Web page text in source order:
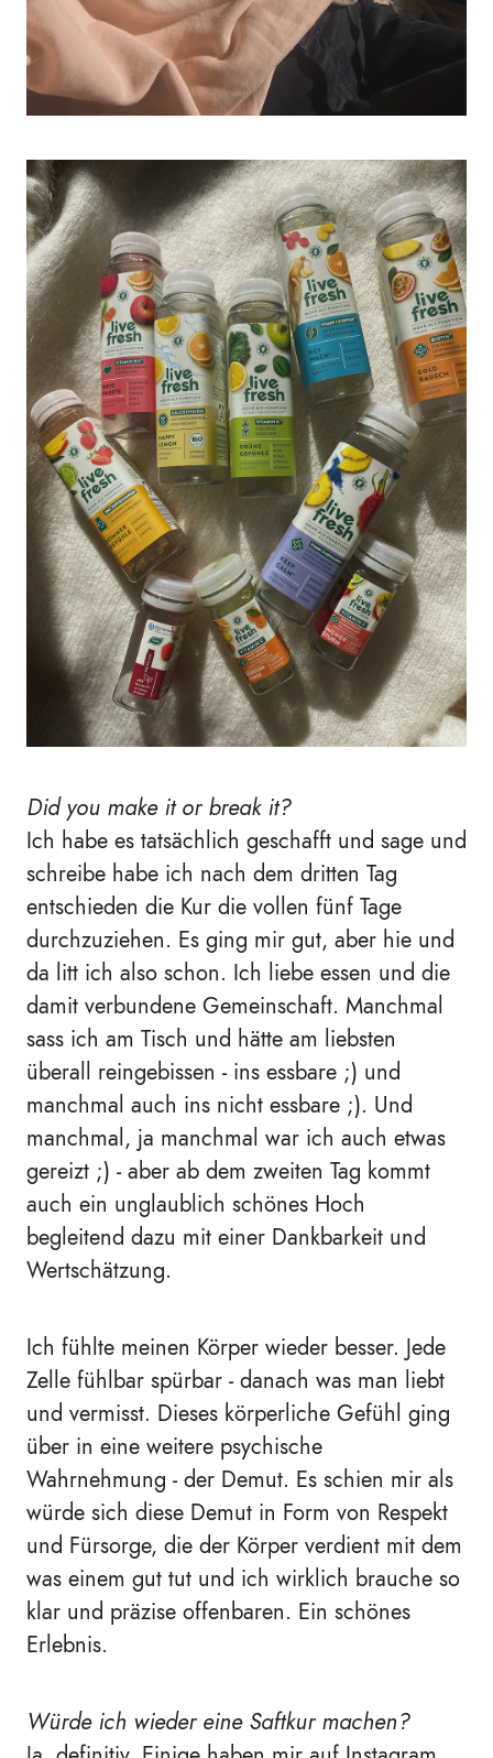
Did you make it or break it?
Ich habe es tatsächlich geschafft und sage und
schreibe habe ich nach dem dritten Tag
entschieden die Kur die vollen fünf Tage
durchzuziehen. Es ging mir gut, aber hie und
da litt ich also schon. Ich liebe essen und die
damit verbundene Gemeinschaft. Manchmal
sass ich am Tisch und hätte am liebsten
überall reingebissen - ins essbare ;) und
manchmal auch ins nicht essbare ;). Und
manchmal, ja manchmal war ich auch etwas
gereizt ;) - aber ab dem zweiten Tag kommt
auch ein unglaublich schönes Hoch
begleitend dazu mit einer Dankbarkeit und
Wertschätzung.
Ich fühlte meinen Körper wieder besser. Jede
Zelle fühlbar spürbar - danach was man liebt
und vermisst. Dieses körperliche Gefühl ging
über in eine weitere psychische
Wahrnehmung - der Demut. Es schien mir als
würde sich diese Demut in Form von Respekt
und Fürsorge, die der Körper verdient mit dem
was einem gut tut und ich wirklich brauche so
klar und präzise offenbaren. Ein schönes
Erlebnis.
Würde ich wieder eine Saftkur machen?